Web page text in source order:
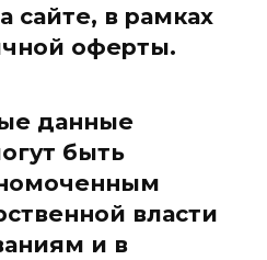
сайте, в рамках
оферты.
данные
быть
власти
и в